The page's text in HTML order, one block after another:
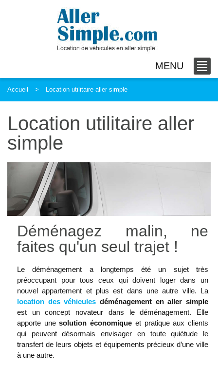
MENU
Accueil Location utilitaire aller simple
Location utilitaire aller
simple
Déménagez malin, ne
faites qu'un seul trajet !
Le déménagement a longtemps été un sujet très
préoccupant pour tous ceux qui doivent loger dans un
nouvel appartement et plus est dans une autre ville. La
location des véhicules déménagement en aller simple
est un concept novateur dans le déménagement. Elle
apporte unesolution économique et pratique aux clients
qui peuvent désormais envisager en toute quiétude le
transfert de leurs objets et équipements précieux d’une ville
à une autre.